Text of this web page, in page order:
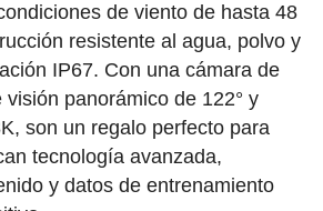
de viento de hasta 48
resistente al agua, polvo y
IP67. Con una cámara de
visión panorámico de 122° y
son un regalo perfecto para
tecnología avanzada,
y datos de entrenamiento